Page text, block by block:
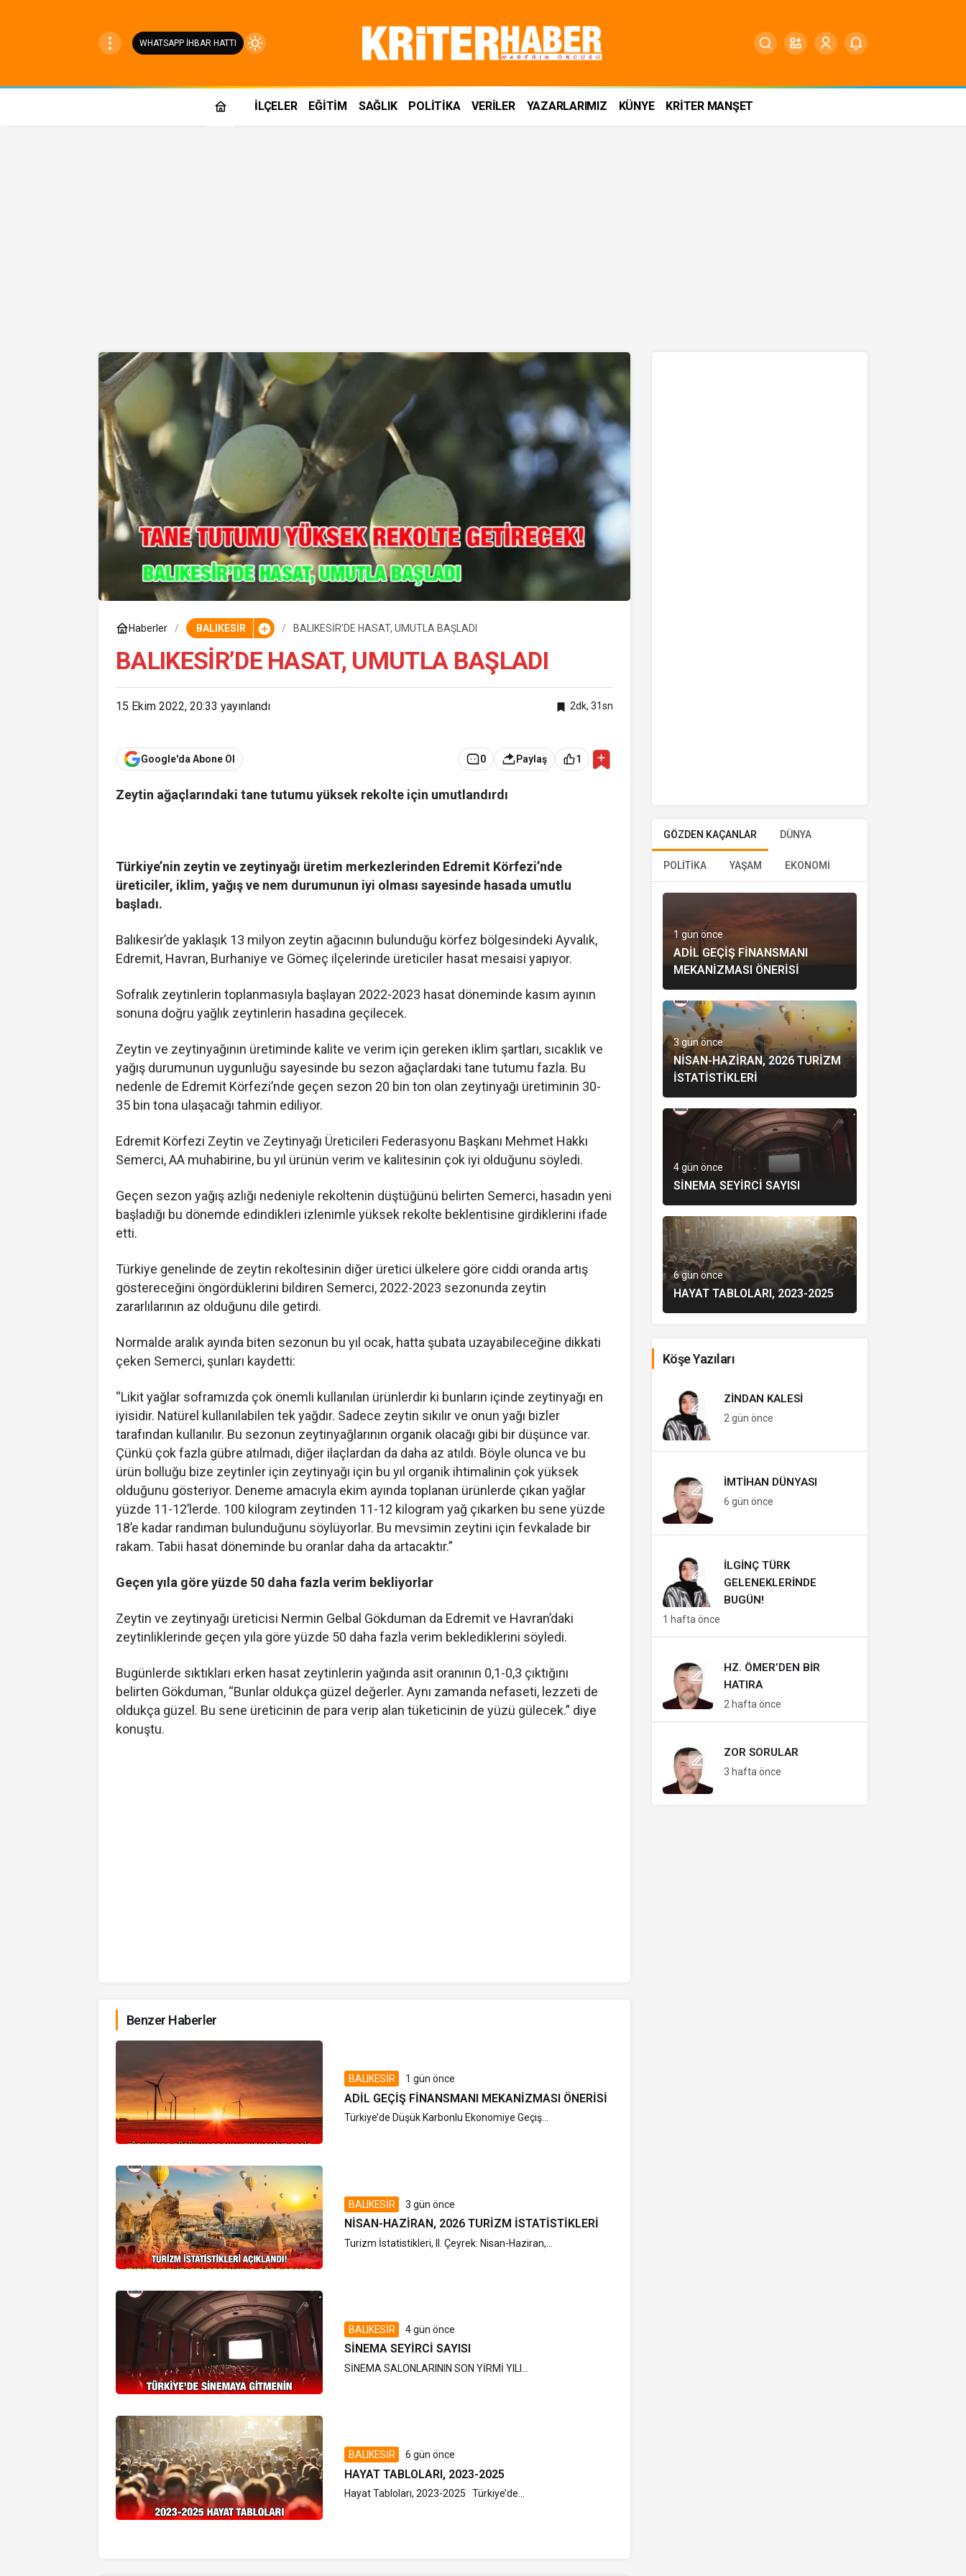
WHATSAPP İHBAR HATTI
Mod
İLÇELER EĞİTİM SAĞLIK POLİTİKA VERİLER YAZARLARIMIZ KÜNYE KRİTER MANŞET
Haberler BALIKESİR BALIKESİR’DE HASAT, UMUTLA BAŞLADI
BALIKESİR’DE HASAT, UMUTLA BAŞLADI
15 Ekim 2022, 20:33 yayınlandı 2dk, 31sn
Google'da Abone Ol 0 Paylaş 1
Zeytin ağaçlarındaki tane tutumu yüksek rekolte için umutlandırdı
Türkiye’nin zeytin ve zeytinyağı üretim merkezlerinden Edremit Körfezi’nde
üreticiler, iklim, yağış ve nem durumunun iyi olması sayesinde hasada umutlu
başladı.
Balıkesir’de yaklaşık 13 milyon zeytin ağacının bulunduğu körfez bölgesindeki Ayvalık,
Edremit, Havran, Burhaniye ve Gömeç ilçelerinde üreticiler hasat mesaisi yapıyor.
Sofralık zeytinlerin toplanmasıyla başlayan 2022-2023 hasat döneminde kasım ayının
sonuna doğru yağlık zeytinlerin hasadına geçilecek.
Zeytin ve zeytinyağının üretiminde kalite ve verim için gereken iklim şartları, sıcaklık ve
yağış durumunun uygunluğu sayesinde bu sezon ağaçlardaki tane tutumu fazla. Bu
nedenle de Edremit Körfezi’nde geçen sezon 20 bin ton olan zeytinyağı üretiminin 30-
35 bin tona ulaşacağı tahmin ediliyor.
Edremit Körfezi Zeytin ve Zeytinyağı Üreticileri Federasyonu Başkanı Mehmet Hakkı
Semerci, AA muhabirine, bu yıl ürünün verim ve kalitesinin çok iyi olduğunu söyledi.
Geçen sezon yağış azlığı nedeniyle rekoltenin düştüğünü belirten Semerci, hasadın yeni
başladığı bu dönemde edindikleri izlenimle yüksek rekolte beklentisine girdiklerini ifade
etti.
Türkiye genelinde de zeytin rekoltesinin diğer üretici ülkelere göre ciddi oranda artış
göstereceğini öngördüklerini bildiren Semerci, 2022-2023 sezonunda zeytin
zararlılarının az olduğunu dile getirdi.
Normalde aralık ayında biten sezonun bu yıl ocak, hatta şubata uzayabileceğine dikkati
çeken Semerci, şunları kaydetti:
“Likit yağlar soframızda çok önemli kullanılan ürünlerdir ki bunların içinde zeytinyağı en
iyisidir. Natürel kullanılabilen tek yağdır. Sadece zeytin sıkılır ve onun yağı bizler
tarafından kullanılır. Bu sezonun zeytinyağlarının organik olacağı gibi bir düşünce var.
Çünkü çok fazla gübre atılmadı, diğer ilaçlardan da daha az atıldı. Böyle olunca ve bu
ürün bolluğu bize zeytinler için zeytinyağı için bu yıl organik ihtimalinin çok yüksek
olduğunu gösteriyor. Deneme amacıyla ekim ayında toplanan ürünlerde çıkan yağlar
yüzde 11-12’lerde. 100 kilogram zeytinden 11-12 kilogram yağ çıkarken bu sene yüzde
18’e kadar randıman bulunduğunu söylüyorlar. Bu mevsimin zeytini için fevkalade bir
rakam. Tabii hasat döneminde bu oranlar daha da artacaktır.”
Geçen yıla göre yüzde 50 daha fazla verim bekliyorlar
Zeytin ve zeytinyağı üreticisi Nermin Gelbal Gökduman da Edremit ve Havran’daki
zeytinliklerinde geçen yıla göre yüzde 50 daha fazla verim beklediklerini söyledi.
Bugünlerde sıktıkları erken hasat zeytinlerin yağında asit oranının 0,1-0,3 çıktığını
belirten Gökduman, “Bunlar oldukça güzel değerler. Aynı zamanda nefaseti, lezzeti de
oldukça güzel. Bu sene üreticinin de para verip alan tüketicinin de yüzü gülecek.” diye
konuştu.
Benzer Haberler
BALIKESİR 1 gün önce
ADIL GEÇIŞ FINANSMANI MEKANIZMASI ÖNERISI
Türkiye’de Düşük Karbonlu Ekonomiye Geçiş...
BALIKESİR 3 gün önce
NISAN-HAZIRAN, 2026 TURIZM İSTATISTIKLERI
Turizm İstatistikleri, II. Çeyrek: Nisan-Haziran,...
BALIKESİR 4 gün önce
SINEMA SEYIRCI SAYISI
SİNEMA SALONLARININ SON YİRMİ YILI...
BALIKESİR 6 gün önce
HAYAT TABLOLARI, 2023-2025
Hayat Tabloları, 2023-2025 Türkiye’de...
GÖZDEN KAÇANLAR DÜNYA
POLİTİKA YAŞAM EKONOMİ
1 gün önce
ADIL GEÇIŞ FINANSMANI
MEKANIZMASI ÖNERISI
3 gün önce
NISAN-HAZIRAN, 2026 TURIZM
İSTATISTIKLERI
4 gün önce
SINEMA SEYIRCI SAYISI
6 gün önce
HAYAT TABLOLARI, 2023-2025
Köşe Yazıları
ZINDAN KALESI
2 gün önce
İMTIHAN DÜNYASI
6 gün önce
İLGINÇ TÜRK
GELENEKLERINDE
BUGÜN!
1 hafta önce
HZ. ÖMER’DEN BIR
HATIRA
2 hafta önce
ZOR SORULAR
3 hafta önce